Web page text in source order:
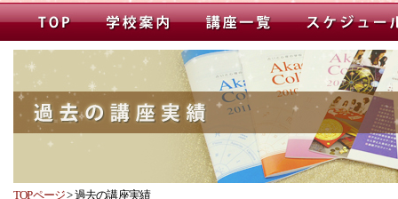
TOPページ>過去の講座実績